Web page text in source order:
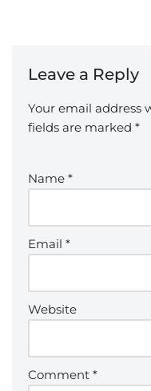
Leave a Reply
Your email address
fields are marked *
Name *
Email *
Website
Comment *